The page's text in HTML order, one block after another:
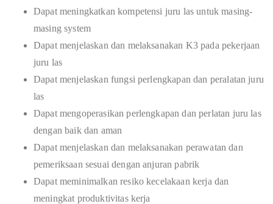
Dapat meningkatkan kompetensi juru las untuk masing-
masing system
Dapat menjelaskan dan melaksanakan K3 pada pekerjaan
juru las
Dapat menjelaskan fungsi perlengkapan dan peralatan juru
las
Dapat mengoperasikan perlengkapan dan perlatan juru las
dengan baik dan aman
Dapat menjelaskan dan melaksanakan perawatan dan
pemeriksaan sesuai dengan anjuran pabrik
Dapat meminimalkan resiko kecelakaan kerja dan
meningkat produktivitas kerja